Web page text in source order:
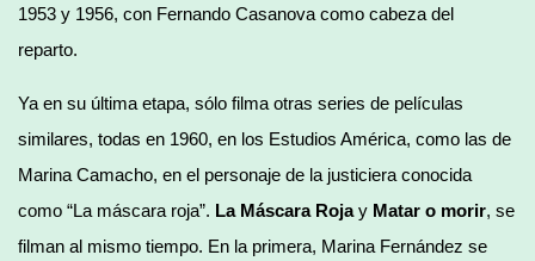
1953 y 1956, con Fernando Casanova como cabeza del
reparto.
Ya en su última etapa, sólo filma otras series de películas
similares, todas en 1960, en los Estudios América, como las de
Marina Camacho, en el personaje de la justiciera conocida
como “La máscara roja”. La Máscara Rojay Matar o morir, se
filman al mismo tiempo. En la primera, Marina Fernández se